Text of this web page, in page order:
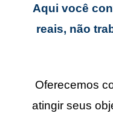
Aqui você
reais, não
Oferecemos
atingir seus